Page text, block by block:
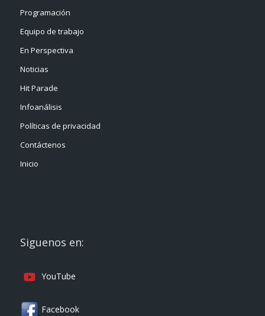
Programación
Equipo de trabajo
En Perspectiva
Noticias
Hit Parade
Infoanálisis
Políticas de privacidad
Contáctenos
Inicio
Siguenos en:
YouTube
Facebook